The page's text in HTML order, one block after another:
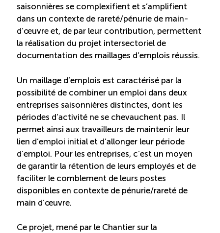
Programmes d’aide et subventions
Recrutement de travailleurs étrangers
Compétences et formations
Formation sur mesure
Programme EMERIT
saisonnières se complexifient et s’amplifient
dans un contexte de rareté/pénurie de main-
d’œuvre et, de par leur contribution, permettent
la réalisation du projet intersectoriel de
documentation des maillages d’emplois réussis.
Un maillage d’emplois est caractérisé par la
possibilité de combiner un emploi dans deux
entreprises saisonnières distinctes, dont les
périodes d’activité ne se chevauchent pas. Il
permet ainsi aux travailleurs de maintenir leur
lien d’emploi initial et d’allonger leur période
d’emploi. Pour les entreprises, c’est un moyen
de garantir la rétention de leurs employés et de
faciliter le comblement de leurs postes
disponibles en contexte de pénurie/rareté de
main d’œuvre.
Ce projet, mené par le Chantier sur la